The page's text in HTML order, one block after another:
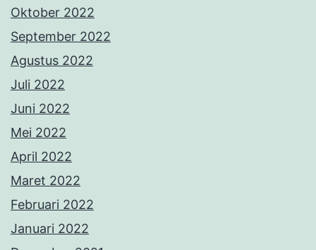
Oktober 2022
September 2022
Agustus 2022
Juli 2022
Juni 2022
Mei 2022
April 2022
Maret 2022
Februari 2022
Januari 2022